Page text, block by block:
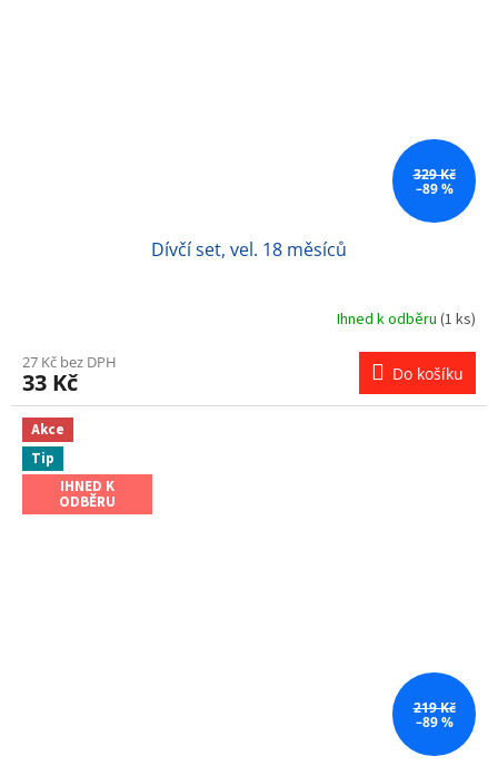
329 Kč
–89 %
Dívčí set, vel. 18 měsíců
Ihned k odběru (1 ks)
27 Kč bez DPH
33 Kč Do košíku
Akce
Tip
IHNED K
ODBĚRU
219 Kč
–89 %